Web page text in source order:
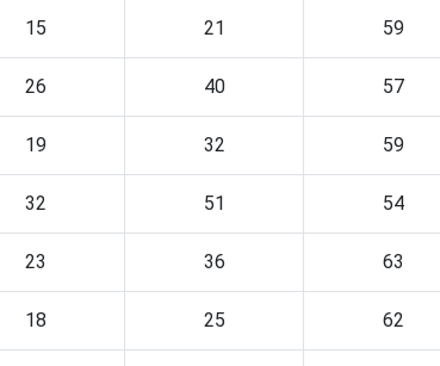
15 21 59
26 40 57
19 32 59
32 51 54
23 36 63
18 25 62